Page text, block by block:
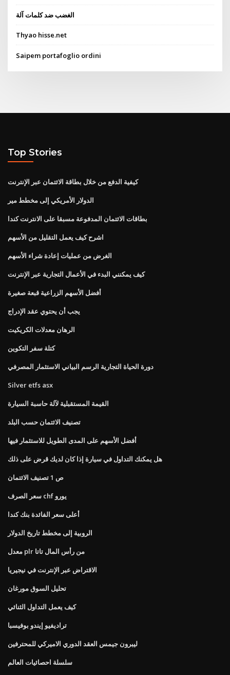
الغضب ضد كلمات آلة
Thyao hisse.net
Saipem portafoglio ordini
Top Stories
كيفية الدفع من خلال بطاقة الائتمان عبر الإنترنت
الدولار الأمريكي إلى مخطط مير
بطاقات الائتمان المدفوعة مسبقا على الانترنت كندا
اشرح كيف يعمل التقليل من الأسهم
الغرض من عمليات إعادة شراء الأسهم
كيف يمكنني البدء في الأعمال التجارية عبر الإنترنت
أفضل الأسهم الزراعية قبعة صغيرة
يجب أن يحتوي عقد الإدراج
الرهان معدلات الكريكيت
كتلة سفر التكوين
دورة الحياة التجارية الرسم البياني الاستثمار المصرفي
Silver etfs asx
القيمة المستقبلية لآلة حاسبة السيارة
تصنيف الائتمان حسب البلد
أفضل الأسهم على المدى الطويل للاستثمار فيها
هل يمكنك التداول في سيارة إذا كان لديك قرض على ذلك
ص 1 تصنيف الائتمان
سعر الصرف chf يورو
أعلى سعر الفائدة بنك كندا
الروبية إلى مخطط تاريخ الدولار
معدل plr من رأس المال تاتا
الاقتراض عبر الإنترنت في نيجيريا
تحليل السوق مورغان
كيف يعمل التداول الثنائي
تراديفيو إيندو بوفيسبا
ليبرون جيمس العقد الدوري الاميركي للمحترفين
سلسلة احصائيات العالم